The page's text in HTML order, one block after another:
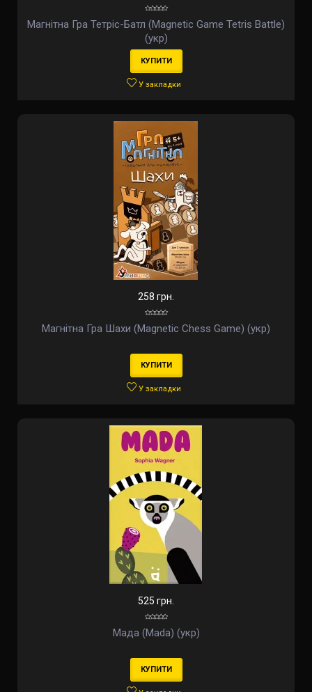
Магнітна Гра Тетріс-Батл (Magnetic Game Tetris Battle)
(укр)
КУПИТИ
У закладки
258 грн.
Магнітна Гра Шахи (Magnetic Chess Game) (укр)
КУПИТИ
У закладки
525 грн.
Мада (Mada) (укр)
КУПИТИ